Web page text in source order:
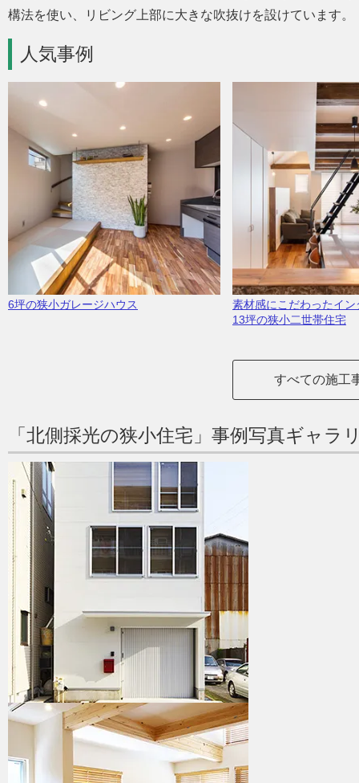
構法を使い、リビング上部に大きな吹抜けを設けています。
人気事例
6坪の狭小ガレージハウス
素材感にこだわったイ
13坪の狭小二世帯住宅
すべての施工
「北側採光の狭小住宅」事例写真ギャラ